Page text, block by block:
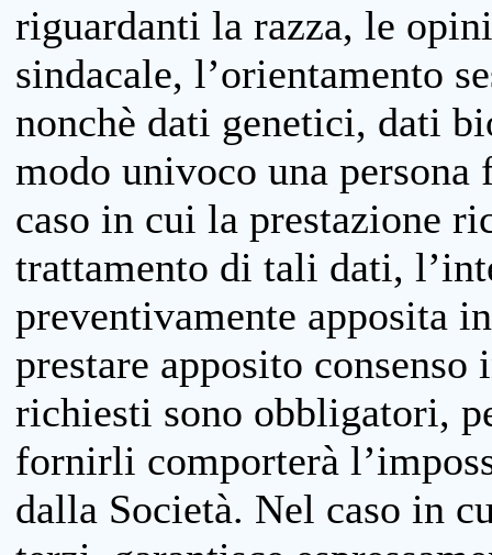
riguardanti la razza, le
sindacale, l’orientamento
nonchè dati genetici, dati
modo univoco una
caso in cui la prestazione
trattamento di tali dati,
preventivamente apposita
prestare apposito
richiesti sono obbligatori,
fornirli comporterà
dalla Società. Nel caso in